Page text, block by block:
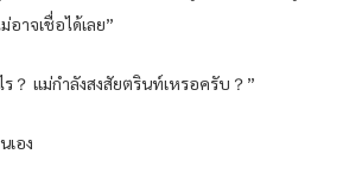
อาจเชื่อได้เลย”
？ แม่กำลังสงสัยตรินท์เหรอครับ？”
เอง